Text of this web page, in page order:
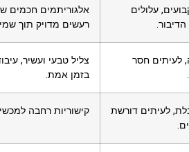
עלולים
אלגוריתמים חכמים
רעשים מדויק תוך
לעיתים חסר
צליל טבעי ועשיר,
בזמן אמת.
לעיתים דורשת
קישוריות רחבה